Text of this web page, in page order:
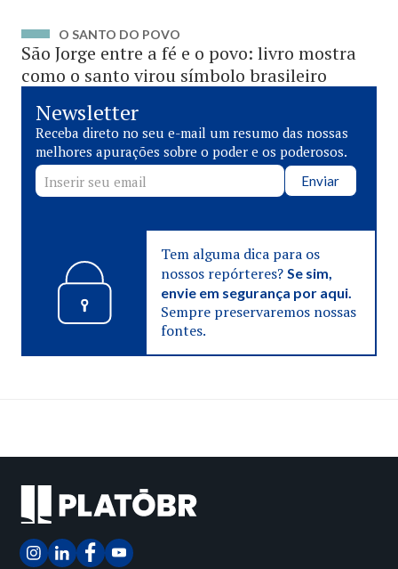
O SANTO DO POVO
São Jorge entre a fé e o povo: livro mostra
como o santo virou símbolo brasileiro
Newsletter
Receba direto no seu e-mail um resumo das nossas
melhores apurações sobre o poder e os poderosos.
Enviar
Tem alguma dica para os
nossos repórteres? Se sim,
envie em segurança por aqui.
Sempre preservaremos nossas
fontes.